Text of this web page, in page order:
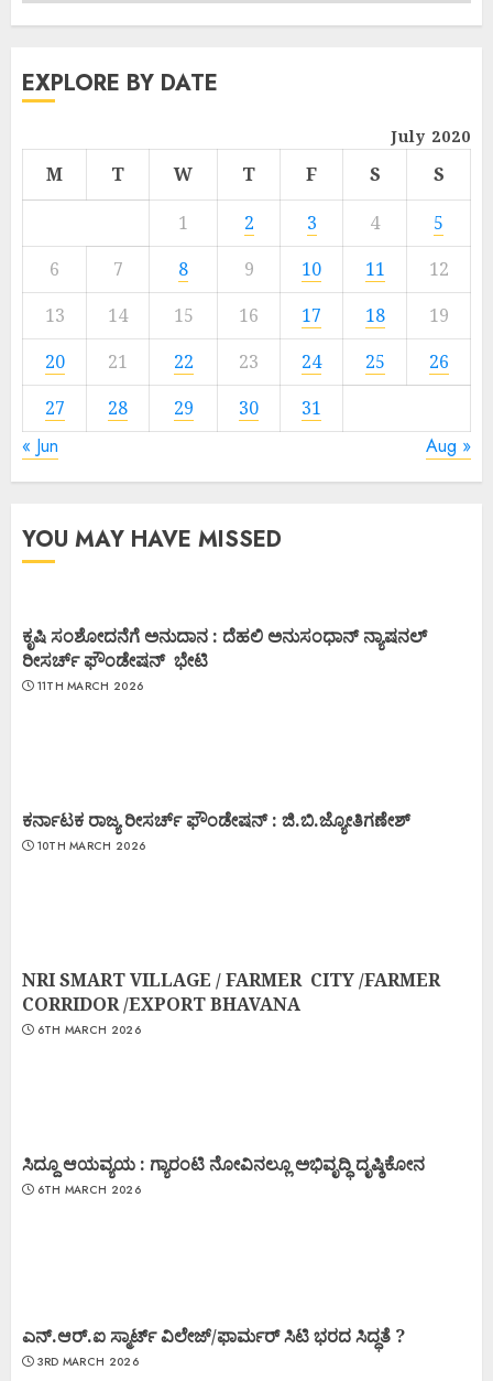
EXPLORE BY DATE
July 2020
M T W T F S
S
1
2 3 4
5
6
7 8 9 10 11
12
13
14 15 16 17 18
19
20
21 22 23 24 25
26
27
28 29 30 31
« Jun Aug »
YOU MAY HAVE MISSED
ಕೃಷಿ ಸಂಶೋದನೆಗೆ ಅನುದಾನ : ದೆಹಲಿ ಅನುಸಂಧಾನ್ ನ್ಯಾಷನಲ್
ರೀಸರ್ಚ್ ಫೌಂಡೇಷನ್ ಭೇಟಿ
11TH MARCH 2026
ಕರ್ನಾಟಕ ರಾಜ್ಯ ರೀಸರ್ಚ್ ಫೌಂಡೇಷನ್ : ಜಿ.ಬಿ.ಜ್ಯೋತಿಗಣೇಶ್
10TH MARCH 2026
NRI SMART VILLAGE / FARMER CITY /FARMER
CORRIDOR /EXPORT BHAVANA
6TH MARCH 2026
ಸಿದ್ದೂ ಆಯವ್ಯಯ : ಗ್ಯಾರಂಟಿ ನೋವಿನಲ್ಲೂ ಅಭಿವೃದ್ಧಿ ದೃಷ್ಠಿಕೋನ
6TH MARCH 2026
ಎನ್.ಆರ್.ಐ ಸ್ಮಾರ್ಟ್ ವಿಲೇಜ್/ಫಾರ್ಮರ್ ಸಿಟಿ ಭರದ ಸಿದ್ಧತೆ ?
3RD MARCH 2026